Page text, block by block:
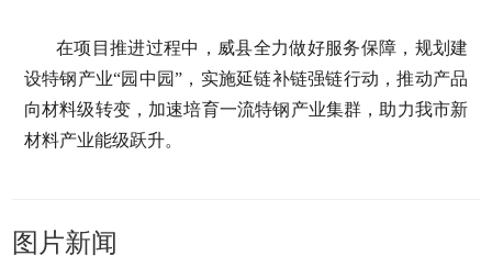
在项目推进过程中，威县全力做好服务保障，规划建
设特钢产业“园中园”，实施延链补链强链行动，推动产品
向材料级转变，加速培育一流特钢产业集群，助力我市新
材料产业能级跃升。
图片新闻